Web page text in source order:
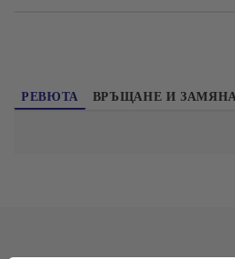
РЕВЮТА ВРЪЩАНЕ И ЗАМЯНА